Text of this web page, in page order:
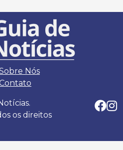
Nós
os direitos